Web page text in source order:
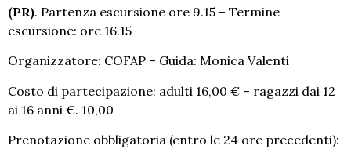
(PR). Partenza escursione ore 9.15 – Termine
escursione: ore 16.15
Organizzatore: COFAP – Guida: Monica Valenti
Costo di partecipazione: adulti 16,00 € – ragazzi dai 12
ai 16 anni €. 10,00
Prenotazione obbligatoria (entro le 24 ore precedenti):